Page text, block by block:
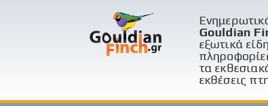
Gouldian
εξωτικά
τα
εκθέσεις